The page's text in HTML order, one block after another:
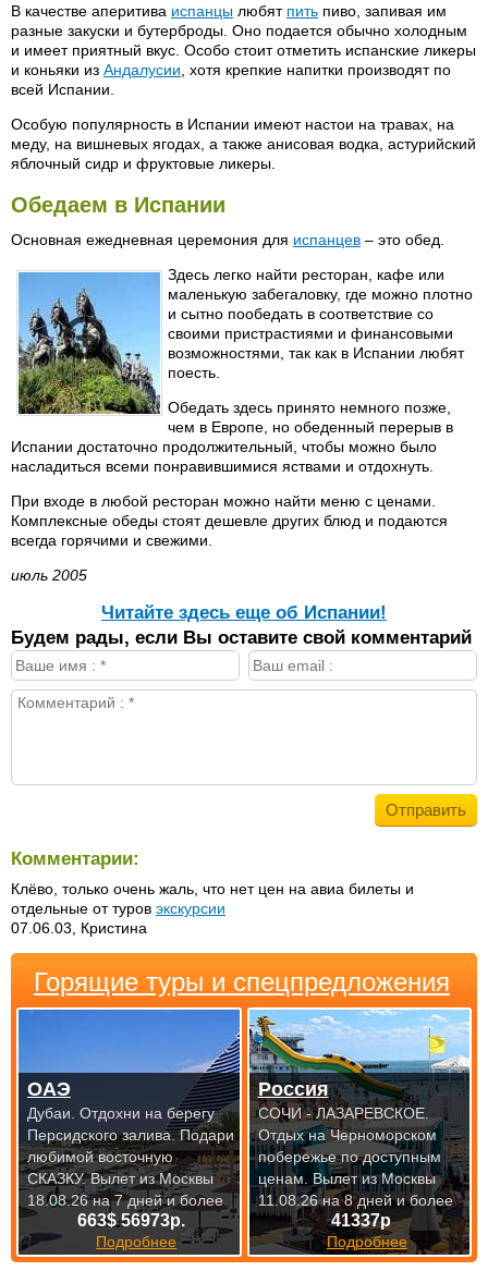
В качестве аперитива испанцы любят пить пиво, запивая им
разные закуски и бутерброды. Оно подается обычно холодным
и имеет приятный вкус. Особо стоит отметить испанские ликеры
и коньяки из Андалусии , хотя крепкие напитки производят по
всей Испании.
Особую популярность в Испании имеют настои на травах, на
меду, на вишневых ягодах, а также анисовая водка, астурийский
яблочный сидр и фруктовые ликеры.
Обедаем в Испании
Основная ежедневная церемония для испанцев – это обед.
Здесь легко найти ресторан, кафе или
маленькую забегаловку, где можно плотно
и сытно пообедать в соответствие со
своими пристрастиями и финансовыми
возможностями, так как в Испании любят
поесть.
Обедать здесь принято немного позже,
чем в Европе, но обеденный перерыв в
Испании достаточно продолжительный, чтобы можно было
насладиться всеми понравившимися яствами и отдохнуть.
При входе в любой ресторан можно найти меню с ценами.
Комплексные обеды стоят дешевле других блюд и подаются
всегда горячими и свежими.
июль 2005
Читайте здесь еще об Испании!
Будем рады, если Вы оставите свой комментарий
Комментарии:
Клёво, только очень жаль, что нет цен на авиа билеты и
отдельные от туров экскурсии
07.06.03, Кристина
Горящие туры и спецпредложения
663$ 56973р.
Подробнее
ОАЭ
Дубаи. Отдохни на берегу
Персидского залива. Подари
любимой восточную
СКАЗКУ.Вылет из Москвы
18.08.26 на 7 дней и более
41337р
Подробнее
Россия
СОЧИ - ЛАЗАРЕВСКОЕ.
Отдых на Черноморском
побережье по доступным
ценам. Вылет из Москвы
11.08.26 на 8 дней и более